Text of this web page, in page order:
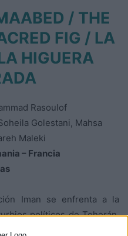
/ THE
FIG / LA
HIGUERA
Rasoulof
Golestani, Mahsa
Maleki
– Francia
Iman se enfrenta a la
políticos de Teherán.
sospecha de su mujer y